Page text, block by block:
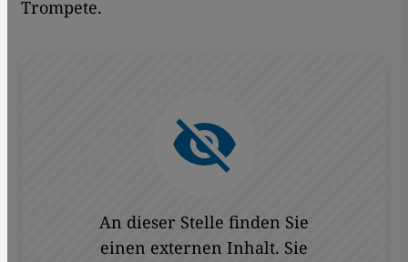
Trompete.
An dieser Stelle finden Sie
einen externen Inhalt. Sie